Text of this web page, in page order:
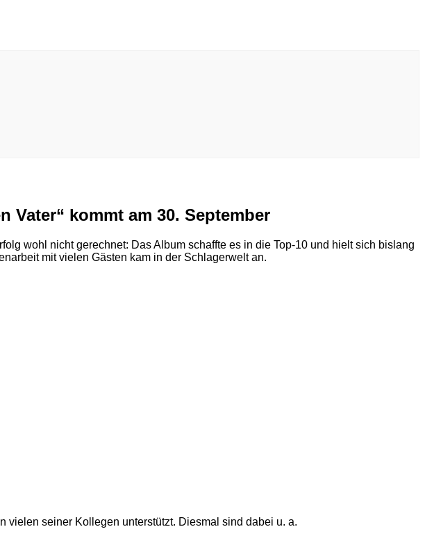
Vater“ kommt am 30. September
wohl nicht gerechnet: Das Album schaffte es in die Top-10 und hielt sich bislang
mit vielen Gästen kam in der Schlagerwelt an.
vielen seiner Kollegen unterstützt. Diesmal sind dabei u. a.